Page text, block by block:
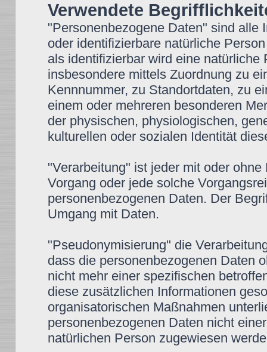
Verwendete
"Personenbezogene Daten" sind alle
oder identifizierbare natürliche
als identifizierbar wird eine
insbesondere mittels Zuordnung zu
Kennnummer, zu Standortdaten, zu
einem oder mehreren besonderen
der physischen, physiologischen,
kulturellen oder sozialen Identität
"Verarbeitung" ist jeder mit oder
Vorgang oder jede solche
personenbezogenen Daten. Der
Umgang mit Daten.
"Pseudonymisierung" die
dass die personenbezogenen Daten
nicht mehr einer spezifischen
diese zusätzlichen Informationen
organisatorischen Maßnahmen
personenbezogenen Daten nicht
natürlichen Person zugewiesen